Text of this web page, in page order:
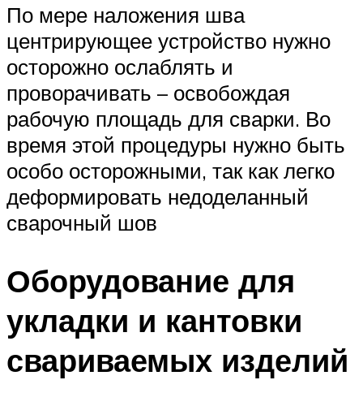
По мере наложения шва
центрирующее устройство нужно
осторожно ослаблять и
проворачивать – освобождая
рабочую площадь для сварки. Во
время этой процедуры нужно быть
особо осторожными, так как легко
деформировать недоделанный
сварочный шов
Оборудование для
укладки и кантовки
свариваемых изделий